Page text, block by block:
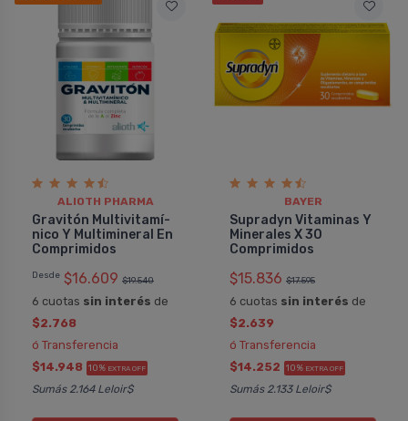
ALIOTH PHARMA
Gravitón Multivitamí­
nico Y Multimineral En
Comprimidos
Desde $16.609 $19.540
6 cuotas sin interés de
$2.768
ó Transferencia
$14.948 10% EXTRA OFF
Sumás 2.164 Leloir$
BAYER
Supradyn Vitaminas Y
Minerales X 30
Comprimidos
$15.836 $17.595
6 cuotas sin interés de
$2.639
ó Transferencia
$14.252 10% EXTRA OFF
Sumás 2.133 Leloir$